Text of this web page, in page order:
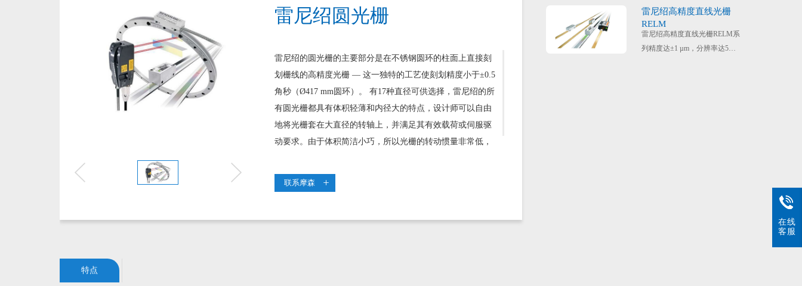
在线
客服
雷尼绍圆光栅
雷尼绍的圆光栅的主要部分是在不锈钢圆环的柱面上直接刻
划栅线的高精度光栅 — 这一独特的工艺使刻划精度小于±0.5
角秒（Ø417 mm圆环）。 有17种直径可供选择，雷尼绍的所
有圆光栅都具有体积轻薄和内径大的特点，设计师可以自由
地将光栅套在大直径的转轴上，并满足其有效载荷或伺服驱
动要求。由于体积简洁小巧，所以光栅的转动惯量非常低，
联系摩森
雷尼绍高精度直线光栅
RELM
雷尼绍高精度直线光栅RELM系
列精度达±1 µm，分辨率达5
特点